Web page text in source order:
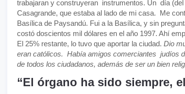
trabajaran y construyeran instrumentos. Un día
Casagrande, que estaba al lado de mi casa. Me
Basílica de Paysandú. Fui a la Basílica, y sin
costó doscientos mil dólares en el año 1997. Ahí
El 25% restante, lo tuvo que aportar la ciudad. Dio
eran católicos. Había amigos comerciantes judíos
de todos los ciudadanos, además de ser un bien
“El órgano ha sido siempre,